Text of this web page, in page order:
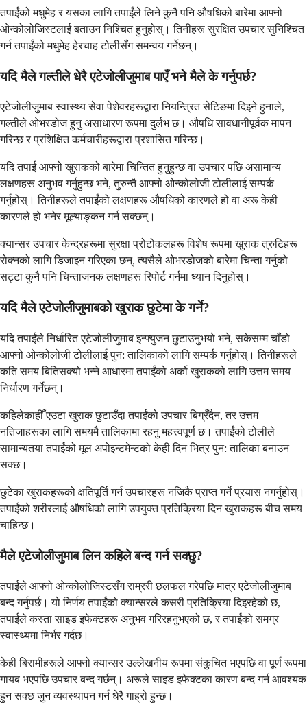
तपाईंको मधुमेह र यसका लागि तपाईंले लिने कुनै पनि औषधिको बारेमा आफ्नो
ओन्कोलोजिस्टलाई बताउन निश्चित हुनुहोस्। तिनीहरू सुरक्षित उपचार सुनिश्चित
गर्न तपाईंको मधुमेह हेरचाह टोलीसँग समन्वय गर्नेछन्।
यदि मैले गल्तीले धेरै एटेजोलीजुमाब पाएँ भने मैले के गर्नुपर्छ?
एटेजोलीजुमाब स्वास्थ्य सेवा पेशेवरहरूद्वारा नियन्त्रित सेटिङमा दिइने हुनाले,
गल्तीले ओभरडोज हुनु असाधारण रूपमा दुर्लभ छ। औषधि सावधानीपूर्वक मापन
गरिन्छ र प्रशिक्षित कर्मचारीहरूद्वारा प्रशासित गरिन्छ।
यदि तपाईं आफ्नो खुराकको बारेमा चिन्तित हुनुहुन्छ वा उपचार पछि असामान्य
लक्षणहरू अनुभव गर्नुहुन्छ भने, तुरुन्तै आफ्नो ओन्कोलोजी टोलीलाई सम्पर्क
गर्नुहोस्। तिनीहरूले तपाईंको लक्षणहरू औषधिको कारणले हो वा अरू केही
कारणले हो भनेर मूल्याङ्कन गर्न सक्छन्।
क्यान्सर उपचार केन्द्रहरूमा सुरक्षा प्रोटोकलहरू विशेष रूपमा खुराक त्रुटिहरू
रोक्नको लागि डिजाइन गरिएका छन्, त्यसैले ओभरडोजको बारेमा चिन्ता गर्नुको
सट्टा कुनै पनि चिन्ताजनक लक्षणहरू रिपोर्ट गर्नमा ध्यान दिनुहोस्।
यदि मैले एटेजोलीजुमाबको खुराक छुटेमा के गर्ने?
यदि तपाईंले निर्धारित एटेजोलीजुमाब इन्फ्युजन छुटाउनुभयो भने, सकेसम्म चाँडो
आफ्नो ओन्कोलोजी टोलीलाई पुन: तालिकाको लागि सम्पर्क गर्नुहोस्। तिनीहरूले
कति समय बितिसक्यो भन्ने आधारमा तपाईंको अर्को खुराकको लागि उत्तम समय
निर्धारण गर्नेछन्।
कहिलेकाहीँ एउटा खुराक छुटाउँदा तपाईंको उपचार बिग्रँदैन, तर उत्तम
नतिजाहरूका लागि समयमै तालिकामा रहनु महत्त्वपूर्ण छ। तपाईंको टोलीले
सामान्यतया तपाईंको मूल अपोइन्टमेन्टको केही दिन भित्र पुन: तालिका बनाउन
सक्छ।
छुटेका खुराकहरूको क्षतिपूर्ति गर्न उपचारहरू नजिकै प्राप्त गर्ने प्रयास नगर्नुहोस्।
तपाईंको शरीरलाई औषधिको लागि उपयुक्त प्रतिक्रिया दिन खुराकहरू बीच समय
चाहिन्छ।
मैले एटेजोलीजुमाब लिन कहिले बन्द गर्न सक्छु?
तपाईंले आफ्नो ओन्कोलोजिस्टसँग राम्ररी छलफल गरेपछि मात्र एटेजोलीजुमाब
बन्द गर्नुपर्छ। यो निर्णय तपाईंको क्यान्सरले कसरी प्रतिक्रिया दिइरहेको छ,
तपाईंले कस्ता साइड इफेक्टहरू अनुभव गरिरहनुभएको छ, र तपाईंको समग्र
स्वास्थ्यमा निर्भर गर्दछ।
केही बिरामीहरूले आफ्नो क्यान्सर उल्लेखनीय रूपमा संकुचित भएपछि वा पूर्ण रूपमा
गायब भएपछि उपचार बन्द गर्छन्। अरूले साइड इफेक्टका कारण बन्द गर्न आवश्यक
हुन सक्छ जुन व्यवस्थापन गर्न धेरै गाह्रो हुन्छ।